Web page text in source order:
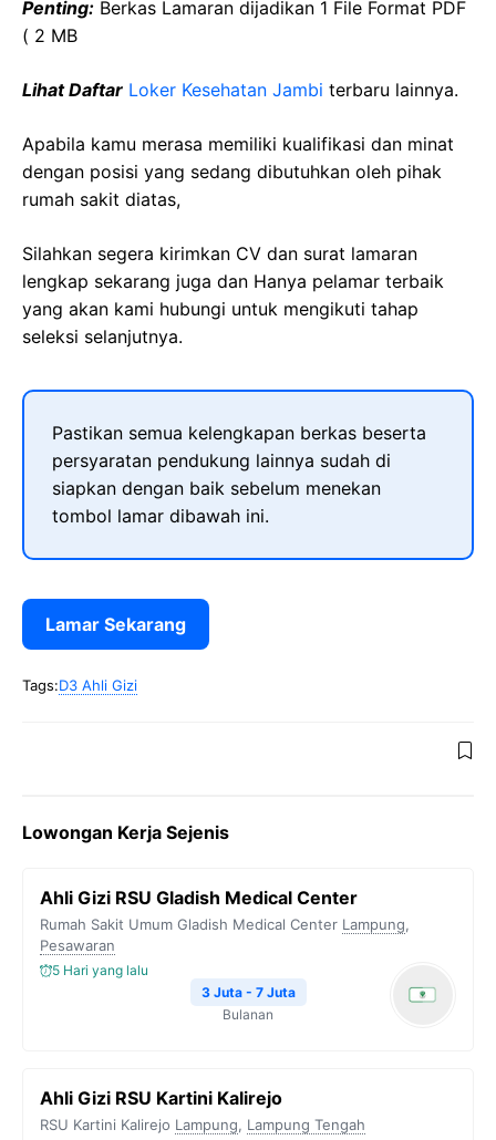
Penting: Berkas Lamaran dijadikan 1 File Format PDF
( 2 MB
Lihat Daftar Loker Kesehatan Jambi terbaru lainnya.
Apabila kamu merasa memiliki kualifikasi dan minat
dengan posisi yang sedang dibutuhkan oleh pihak
rumah sakit diatas,
Silahkan segera kirimkan CV dan surat lamaran
lengkap sekarang juga dan Hanya pelamar terbaik
yang akan kami hubungi untuk mengikuti tahap
seleksi selanjutnya.
Pastikan semua kelengkapan berkas beserta
persyaratan pendukung lainnya sudah di
siapkan dengan baik sebelum menekan
tombol lamar dibawah ini.
Lamar Sekarang
Tags:D3 Ahli Gizi
Lowongan Kerja Sejenis
Ahli Gizi RSU Gladish Medical Center
Rumah Sakit Umum Gladish Medical Center Lampung,
Pesawaran
5 Hari yang lalu
3 Juta - 7 Juta
Bulanan
Ahli Gizi RSU Kartini Kalirejo
RSU Kartini Kalirejo Lampung, Lampung Tengah